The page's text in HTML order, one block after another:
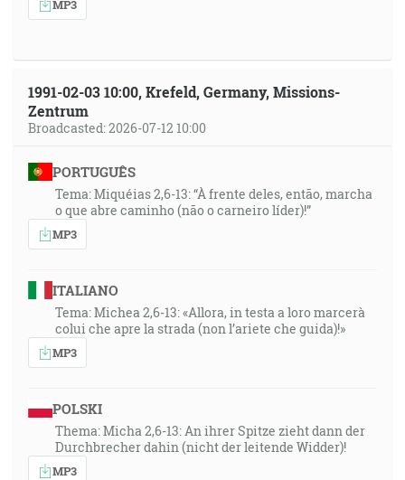
MP3
1991-02-03 10:00, Krefeld, Germany, Missions-
Zentrum
Broadcasted: 2026-07-12 10:00
PORTUGUÊS
Tema: Miquéias 2,6-13: “À frente deles, então, marcha
o que abre caminho (não o carneiro líder)!”
MP3
ITALIANO
Tema: Michea 2,6-13: «Allora, in testa a loro marcerà
colui che apre la strada (non l’ariete che guida)!»
MP3
POLSKI
Thema: Micha 2,6-13: An ihrer Spitze zieht dann der
Durchbrecher dahin (nicht der leitende Widder)!
MP3